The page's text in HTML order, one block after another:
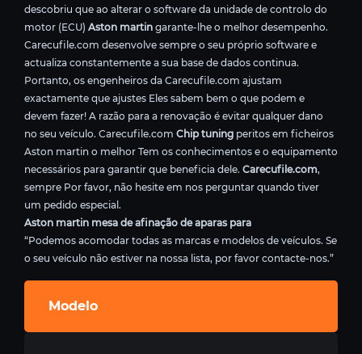
descobriu que ao alterar o software da unidade de controlo do
motor (ECU) Aston martin garante-lhe o melhor desempenho.
Carecufile.com desenvolve sempre o seu próprio software e
actualiza constantemente a sua base de dados continua.
Portanto, os engenheiros da Carecufile.com ajustam
exactamente que ajustes Eles sabem bem o que podem e
devem fazer! A razão para a renovação é evitar qualquer dano
no seu veículo. Carecufile.com Chip tuning peritos em ficheiros
Aston martin o melhor Tem os conhecimentos e o equipamento
necessários para garantir que beneficia dele. Carecufile.com,
sempre Por favor, não hesite em nos perguntar quando tiver
um pedido especial.
Aston martin mesa de afinação de aparas para
“Podemos acomodar todas as marcas e modelos de veículos. Se
o seu veículo não estiver na nossa lista, por favor contacte-nos.”
Modelo